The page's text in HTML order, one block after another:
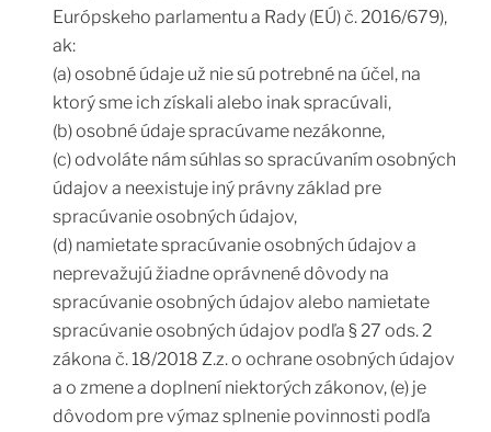
Európskeho parlamentu a Rady (EÚ) č. 2016/679),
ak:
(a) osobné údaje už nie sú potrebné na účel, na
ktorý sme ich získali alebo inak spracúvali,
(b) osobné údaje spracúvame nezákonne,
(c) odvoláte nám súhlas so spracúvaním osobných
údajov a neexistuje iný právny základ pre
spracúvanie osobných údajov,
(d) namietate spracúvanie osobných údajov a
neprevažujú žiadne oprávnené dôvody na
spracúvanie osobných údajov alebo namietate
spracúvanie osobných údajov podľa § 27 ods. 2
zákona č. 18/2018 Z.z. o ochrane osobných údajov
a o zmene a doplnení niektorých zákonov, (e) je
dôvodom pre výmaz splnenie povinnosti podľa